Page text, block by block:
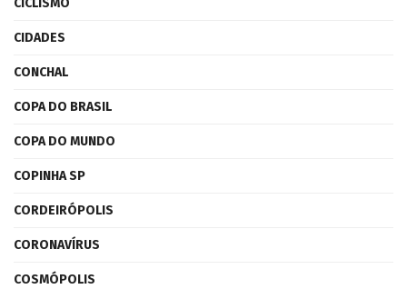
CIDADES
CONCHAL
COPA DO BRASIL
COPA DO MUNDO
COPINHA SP
CORDEIRÓPOLIS
CORONAVÍRUS
COSMÓPOLIS